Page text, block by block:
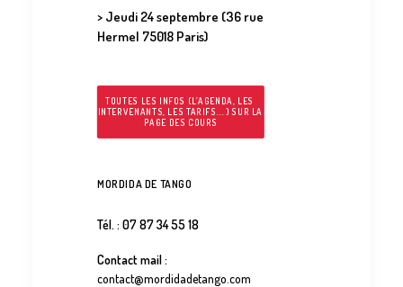
> Jeudi 24 septembre (36 rue
Hermel 75018 Paris)
TOUTES LES INFOS (L’AGENDA, LES
INTERVENANTS, LES TARIFS...) SUR LA
PAGE DES COURS
MORDIDA DE TANGO
Tél. : 07 87 34 55 18
Contact mail :
contact@mordidadetango.com